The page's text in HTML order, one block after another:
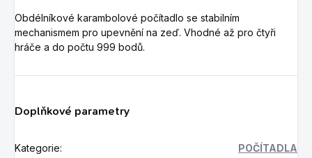
Obdélníkové karambolové počítadlo se stabilním
mechanismem pro upevnění na zeď. Vhodné až pro čtyři
hráče a do počtu 999 bodů.
Doplňkové parametry
Kategorie: POČÍTADLA